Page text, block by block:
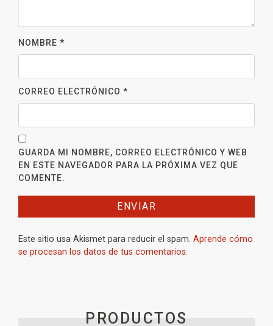
NOMBRE *
CORREO ELECTRÓNICO *
GUARDA MI NOMBRE, CORREO ELECTRÓNICO Y WEB
EN ESTE NAVEGADOR PARA LA PRÓXIMA VEZ QUE
COMENTE.
Este sitio usa Akismet para reducir el spam. Aprende cómo
se procesan los datos de tus comentarios.
PRODUCTOS